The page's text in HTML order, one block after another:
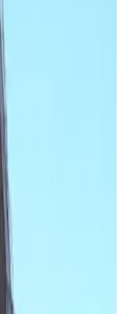
te zien
veranda